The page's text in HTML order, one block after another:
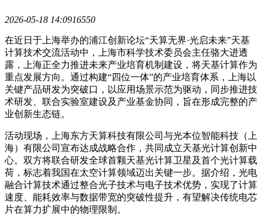
2026-05-18 14:0916550
在近日于上海举办的浦江创新论坛“天算无界·光启未来”天基
计算技术交流活动中，上海市科学技术委员会主任骆大进透
露，上海正全力推进未来产业培育机制建设，将天基计算作为
重点发展方向。通过构建“四位一体”的产业培育体系，上海以
关键产品研发为突破口，以应用场景示范为驱动，同步推进技
术研发、联合实验室建设及产业基金协同，旨在形成完整的产
业创新生态链。
活动现场，上海东方天算科技有限公司与光本位智能科技（上
海）有限公司宣布达成战略合作，共同成立天基光计算创新中
心。双方将联合研发全球首颗天基光计算卫星及首个光计算载
荷，标志着我国在太空计算领域迈出关键一步。据介绍，光电
融合计算技术通过整合光子技术与电子技术优势，实现了计算
速度、能耗效率与数据带宽的突破性提升，有望解决传统电芯
片在算力扩展中的物理限制。